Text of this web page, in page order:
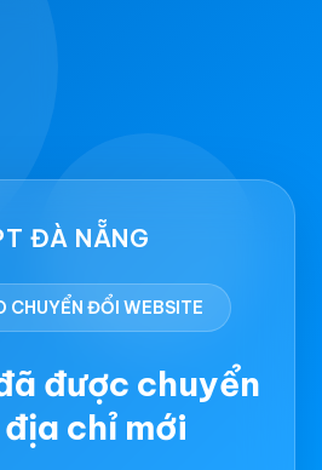
ĐÀ NẴNG
CHUYỂN ĐỔI WEBSITE
được chuyển
chỉ mới